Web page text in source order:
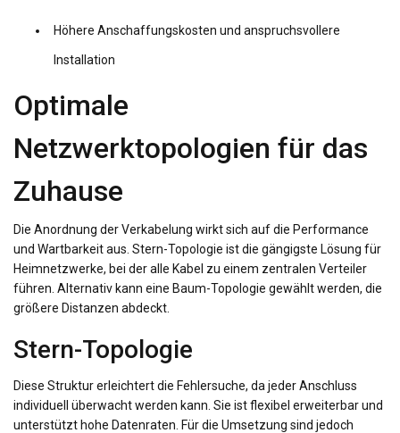
Höhere Anschaffungskosten und anspruchsvollere
Installation
Optimale
Netzwerktopologien für das
Zuhause
Die Anordnung der Verkabelung wirkt sich auf die Performance
und Wartbarkeit aus. Stern-Topologie ist die gängigste Lösung für
Heimnetzwerke, bei der alle Kabel zu einem zentralen Verteiler
führen. Alternativ kann eine Baum-Topologie gewählt werden, die
größere Distanzen abdeckt.
Stern-Topologie
Diese Struktur erleichtert die Fehlersuche, da jeder Anschluss
individuell überwacht werden kann. Sie ist flexibel erweiterbar und
unterstützt hohe Datenraten. Für die Umsetzung sind jedoch